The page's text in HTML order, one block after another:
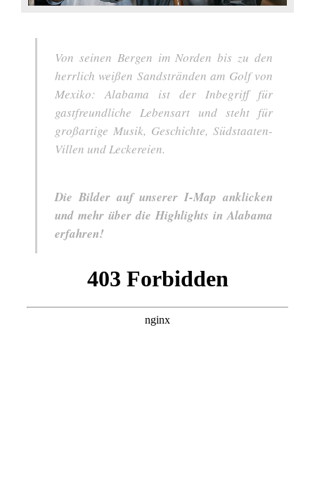
Von seinen Bergen im Norden bis zu den
herrlich weißen Sandstränden am Golf von
Mexiko: Alabama ist der Inbegriff für
gastfreundliche Lebensart und steht für
großartige Musik, Geschichte, Südstaaten-
Villen und Leckereien.
Die Bilder auf unserer I-Map anklicken
und mehr über die Highlights in Alabama
erfahren!